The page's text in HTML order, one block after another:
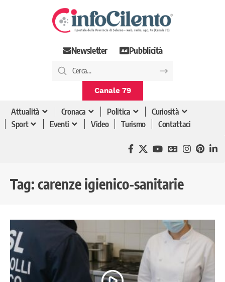
Newsletter Pubblicità
Canale 79
Attualità Cronaca Politica
Curiosità
Sport
Eventi Video Turismo Contattaci
Tag: carenze igienico-sanitarie